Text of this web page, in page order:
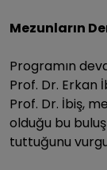
Mezunların
Programın
Prof. Dr. Erkan
Prof. Dr. İbiş,
olduğu bu
tuttuğunu